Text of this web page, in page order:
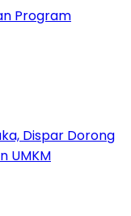
Program
Dispar Dorong
UMKM